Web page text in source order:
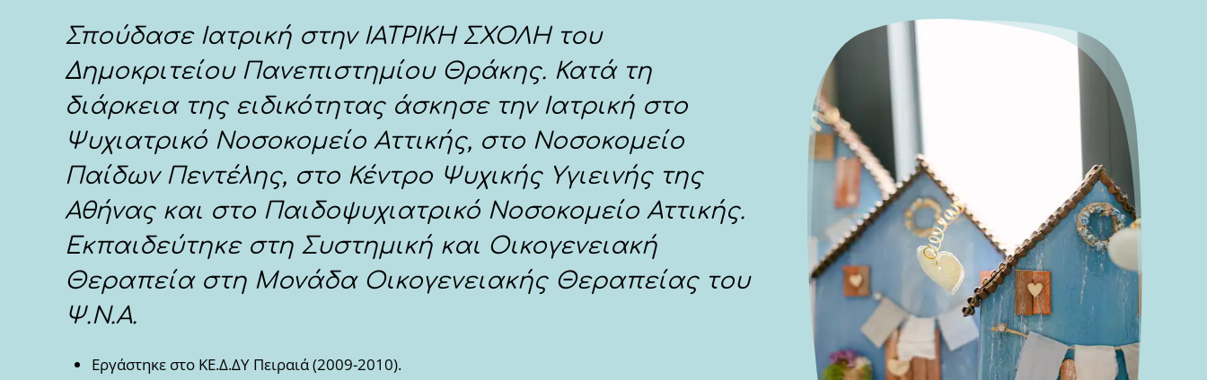
Σπούδασε Ιατρική στην ΙΑΤΡΙΚΗ ΣΧΟΛΗ του
Δημοκριτείου Πανεπιστημίου Θράκης. Κατά τη
διάρκεια της ειδικότητας άσκησε την Ιατρική στο
Ψυχιατρικό Νοσοκομείο Αττικής, στο Νοσοκομείο
Παίδων Πεντέλης, στο Κέντρο Ψυχικής Υγιεινής της
Αθήνας και στο Παιδοψυχιατρικό Νοσοκομείο Αττικής.
Εκπαιδεύτηκε στη Συστημική και Οικογενειακή
Θεραπεία στη Μονάδα Οικογενειακής Θεραπείας του
Ψ.Ν.Α.
Εργάστηκε στο ΚΕ.Δ.ΔΥ Πειραιά (2009-2010).